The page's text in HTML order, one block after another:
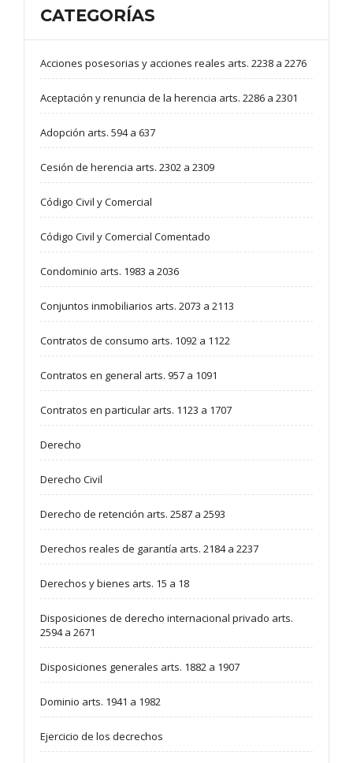
CATEGORÍAS
Acciones posesorias y acciones reales arts. 2238 a 2276
Aceptación y renuncia de la herencia arts. 2286 a 2301
Adopción arts. 594 a 637
Cesión de herencia arts. 2302 a 2309
Código Civil y Comercial
Código Civil y Comercial Comentado
Condominio arts. 1983 a 2036
Conjuntos inmobiliarios arts. 2073 a 2113
Contratos de consumo arts. 1092 a 1122
Contratos en general arts. 957 a 1091
Contratos en particular arts. 1123 a 1707
Derecho
Derecho Civil
Derecho de retención arts. 2587 a 2593
Derechos reales de garantía arts. 2184 a 2237
Derechos y bienes arts. 15 a 18
Disposiciones de derecho internacional privado arts.
2594 a 2671
Disposiciones generales arts. 1882 a 1907
Dominio arts. 1941 a 1982
Ejercicio de los decrechos